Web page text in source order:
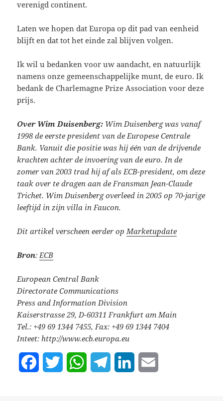
verenigd continent.
Laten we hopen dat Europa op dit pad van eenheid
blijft en dat tot het einde zal blijven volgen.
Ik wil u bedanken voor uw aandacht, en natuurlijk
namens onze gemeenschappelijke munt, de euro. Ik
bedank de Charlemagne Prize Association voor deze
prijs.
Over Wim Duisenberg: Wim Duisenberg was vanaf
1998 de eerste president van de Europese Centrale
Bank. Vanuit die positie was hij één van de drijvende
krachten achter de invoering van de euro. In de
zomer van 2003 trad hij af als ECB-president, om deze
taak over te dragen aan de Fransman Jean-Claude
Trichet. Wim Duisenberg overleed in 2005 op 70-jarige
leeftijd in zijn villa in Faucon.
Dit artikel verscheen eerder op Marketupdate
Bron: ECB
European Central Bank
Directorate Communications
Press and Information Division
Kaiserstrasse 29, D-60311 Frankfurt am Main
Tel.: +49 69 1344 7455, Fax: +49 69 1344 7404
Inteet: http://www.ecb.europa.eu
W